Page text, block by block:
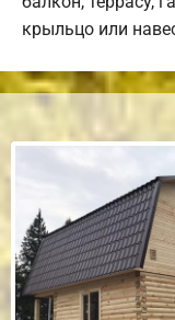
крыльцо или